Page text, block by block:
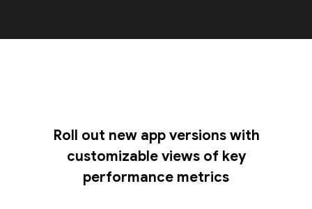
Roll out new app versions with
customizable views of key
performance metrics